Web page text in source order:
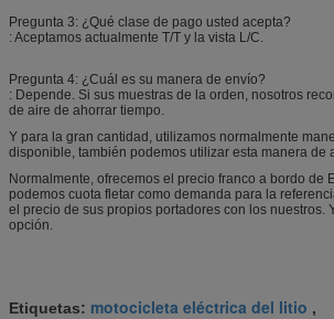
Pregunta 3: ¿Qué clase de pago usted acepta?
: Aceptamos actualmente T/T y la vista L/C.
Pregunta 4: ¿Cuál es su manera de envío?
: Depende. Si sus muestras de la orden, nosotros
de aire de ahorrar tiempo.
Y para la gran cantidad, utilizamos normalmente
disponible, también podemos utilizar esta manera de
Normalmente, ofrecemos el precio franco a bordo de
podemos cuota fletar como demanda para la
el precio de sus propios portadores con los nuestros.
opción.
Etiquetas: motocicleta eléctrica del litio ,